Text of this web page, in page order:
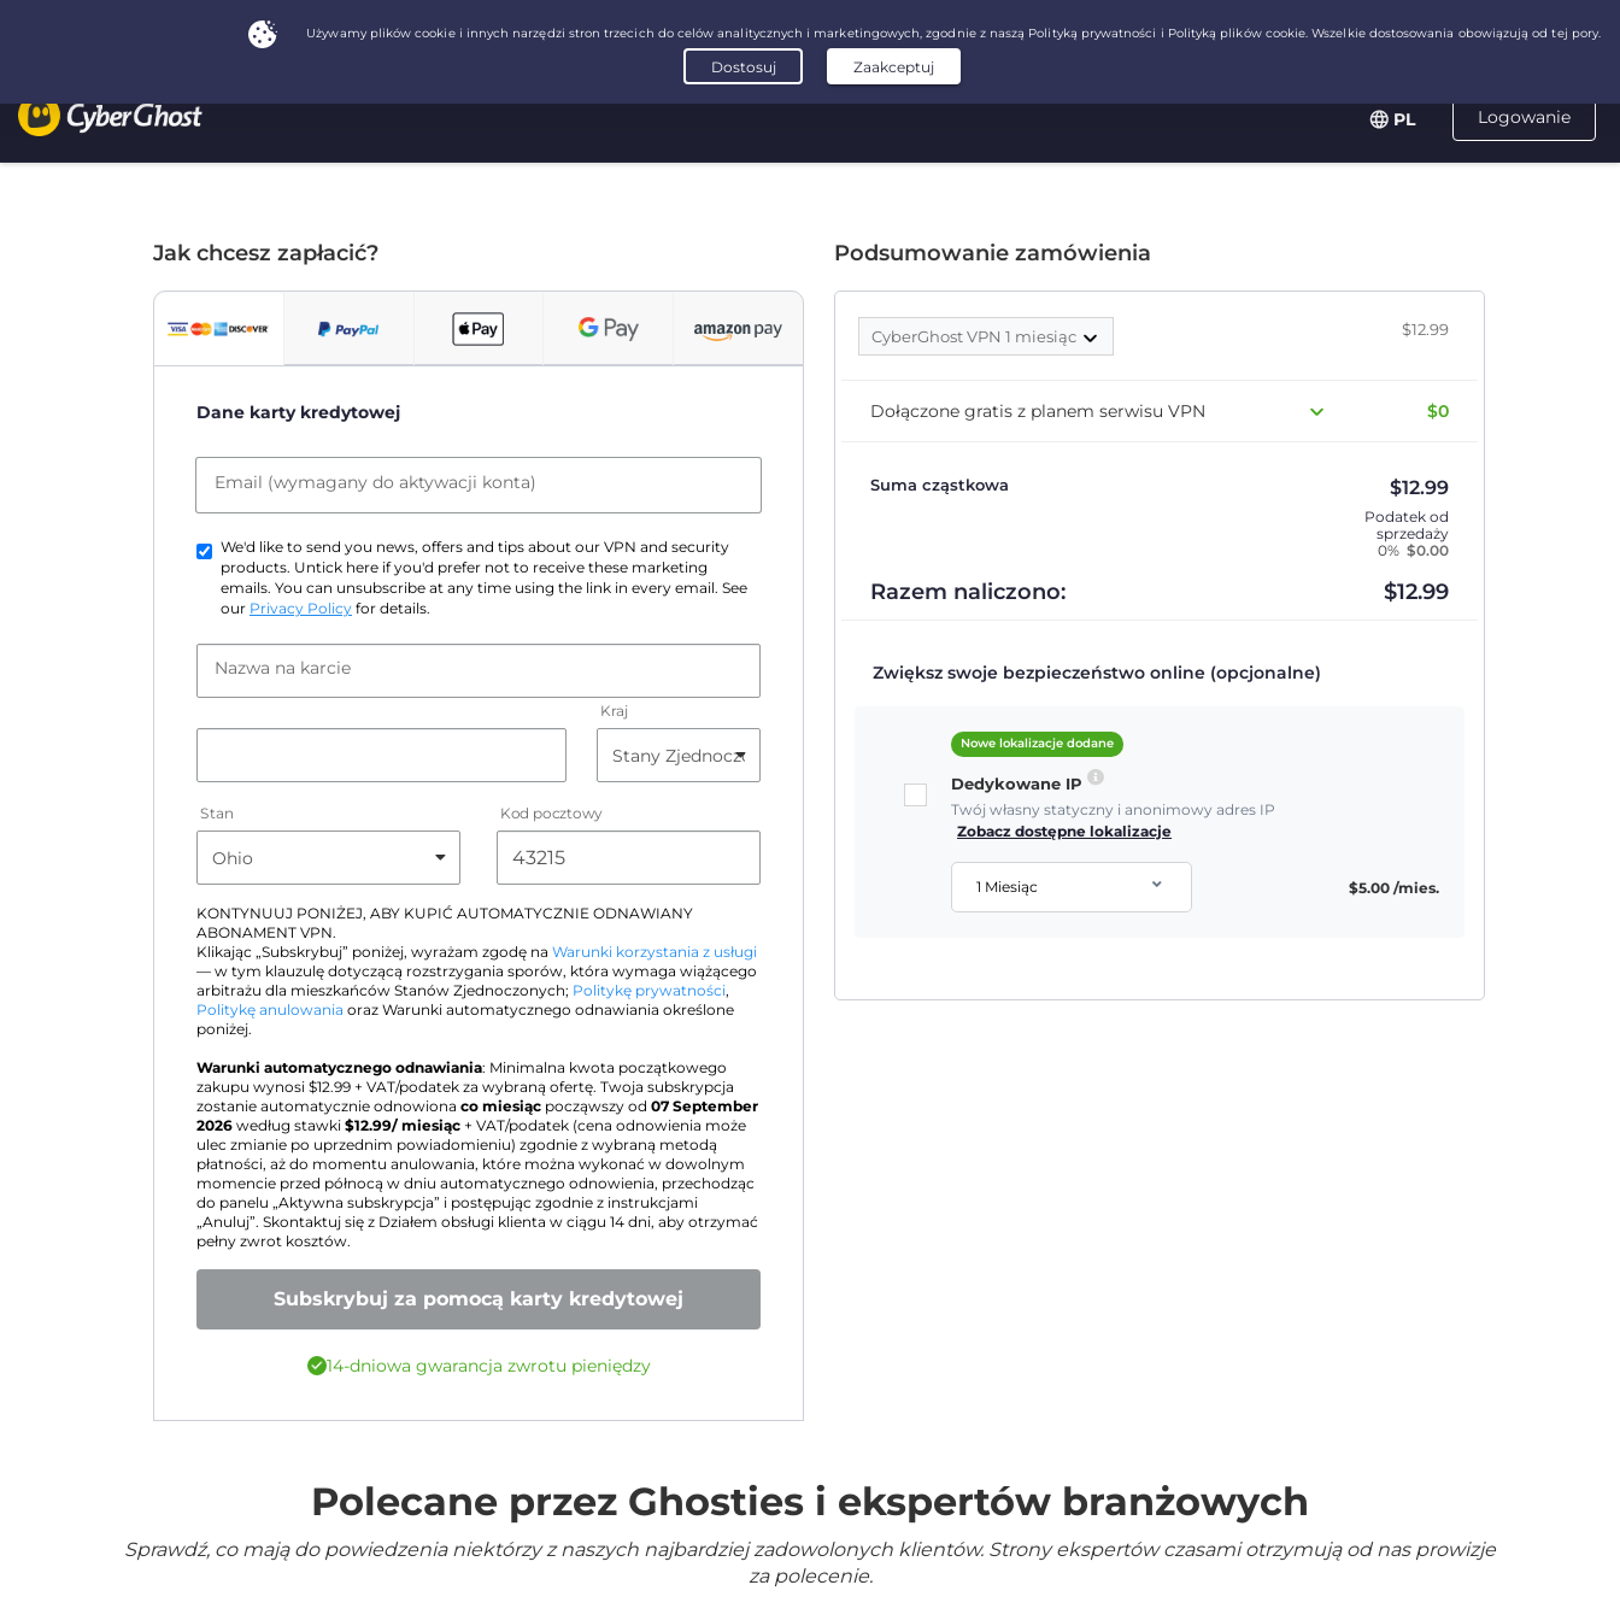
Logowanie
PL
Jak chcesz zapłacić?
Dane karty kredytowej
Email (wymagany do aktywacji konta)
We'd like to send you news, offers and tips about our VPN and security
products. Untick here if you'd prefer not to receive these marketing
emails. You can unsubscribe at any time using the link in every email. See
our Privacy Policy for details.
Nazwa na karcie
Kraj
Stan Kod pocztowy
KONTYNUUJ PONIŻEJ, ABY KUPIĆ AUTOMATYCZNIE ODNAWIANY
ABONAMENT VPN.
Klikając „Subskrybuj” poniżej, wyrażam zgodę na Warunki korzystania z usługi
— w tym klauzulę dotyczącą rozstrzygania sporów, która wymaga wiążącego
arbitrażu dla mieszkańców Stanów Zjednoczonych; Politykę prywatności,
Politykę anulowania oraz Warunki automatycznego odnawiania określone
poniżej.
Warunki automatycznego odnawiania: Minimalna kwota początkowego
zakupu wynosi $12.99 + VAT/podatek za wybraną ofertę. Twoja subskrypcja
zostanie automatycznie odnowiona co miesiąc począwszy od 07 September
2026 według stawki $12.99/ miesiąc + VAT/podatek (cena odnowienia może
ulec zmianie po uprzednim powiadomieniu) zgodnie z wybraną metodą
płatności, aż do momentu anulowania, które można wykonać w dowolnym
momencie przed północą w dniu automatycznego odnowienia, przechodząc
do panelu „Aktywna subskrypcja” i postępując zgodnie z instrukcjami
„Anuluj”. Skontaktuj się z Działem obsługi klienta w ciągu 14 dni, aby otrzymać
pełny zwrot kosztów.
Subskrybuj za pomocą karty kredytowej
14-dniowa gwarancja zwrotu pieniędzy
Podsumowanie zamówienia
CyberGhost VPN 1 miesiąc $12.99
Dołączone gratis z planem serwisu VPN $0
Suma cząstkowa $12.99
Podatek od
sprzedaży
0% $0.00
Razem naliczono: $12.99
Zwiększ swoje bezpieczeństwo online (opcjonalne)
Nowe lokalizacje dodane
Dedykowane IP
Twój własny statyczny i anonimowy adres IP
Zobacz dostępne lokalizacje
1 Miesiąc $5.00 /mies.
Polecane przez Ghosties i ekspertów branżowych
Sprawdź, co mają do powiedzenia niektórzy z naszych najbardziej zadowolonych klientów. Strony ekspertów czasami otrzymują od nas prowizje
za polecenie.